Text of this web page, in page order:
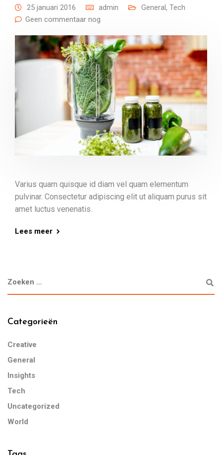
25 januari 2016 admin General, Tech
Geen commentaar nog
Varius quam quisque id diam vel quam elementum
pulvinar. Consectetur adipiscing elit ut aliquam purus sit
amet luctus venenatis.
Lees meer
Categorieën
Creative
General
Insights
Tech
Uncategorized
World